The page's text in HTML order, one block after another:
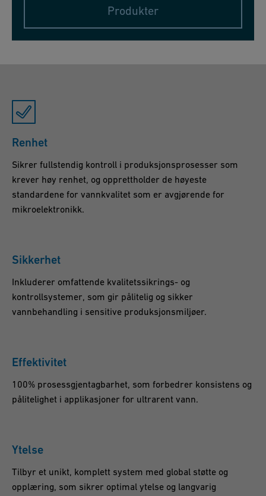
Produkter
Renhet
Sikrer fullstendig kontroll i produksjonsprosesser som
krever høy renhet, og opprettholder de høyeste
standardene for vannkvalitet som er avgjørende for
mikroelektronikk.
Sikkerhet
Inkluderer omfattende kvalitetssikrings- og
kontrollsystemer, som gir pålitelig og sikker
vannbehandling i sensitive produksjonsmiljøer.
Effektivitet
100% prosessgjentagbarhet, som forbedrer konsistens og
pålitelighet i applikasjoner for ultrarent vann.
Ytelse
Tilbyr et unikt, komplett system med global støtte og
opplæring, som sikrer optimal ytelse og langvarig